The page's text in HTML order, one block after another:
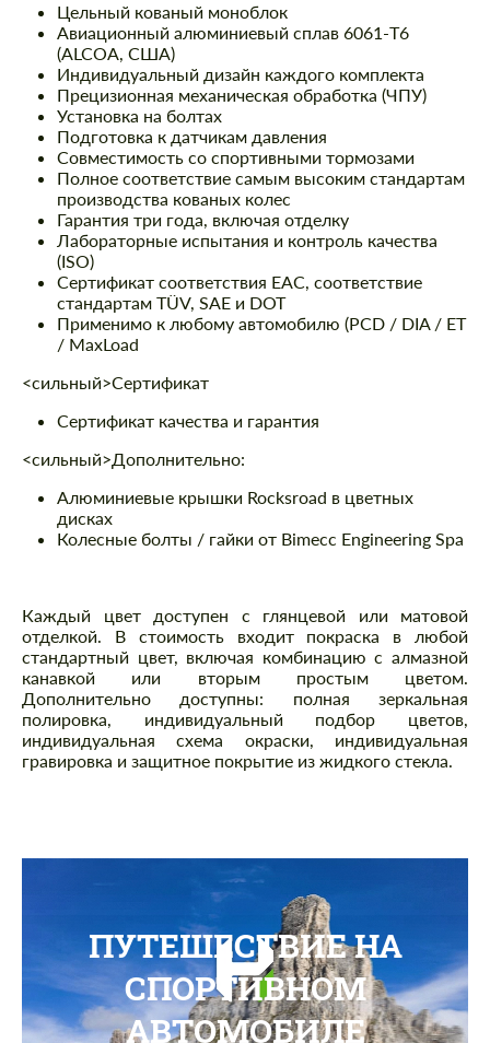
Цельный кованый моноблок
Авиационный алюминиевый сплав 6061-T6
(ALCOA, США)
Индивидуальный дизайн каждого комплекта
Прецизионная механическая обработка (ЧПУ)
Установка на болтах
Подготовка к датчикам давления
Совместимость со спортивными тормозами
Полное соответствие самым высоким стандартам
производства кованых колес
Гарантия три года, включая отделку
Лабораторные испытания и контроль качества
(ISO)
Сертификат соответствия EAC, соответствие
стандартам TÜV, SAE и DOT
Применимо к любому автомобилю (PCD / DIA / ET
/ MaxLoad
<сильный>Сертификат
Сертификат качества и гарантия
<сильный>Дополнительно:
Алюминиевые крышки Rocksroad в цветных
дисках
Колесные болты / гайки от Bimecc Engineering Spa
Каждый цвет доступен с глянцевой или матовой
отделкой. В стоимость входит покраска в любой
стандартный цвет, включая комбинацию с алмазной
канавкой или вторым простым цветом.
Дополнительно доступны: полная зеркальная
полировка, индивидуальный подбор цветов,
индивидуальная схема окраски, индивидуальная
гравировка и защитное покрытие из жидкого стекла.
ПУТЕШЕСТВИЕ НА
СПОРТИВНОМ
АВТОМОБИЛЕ